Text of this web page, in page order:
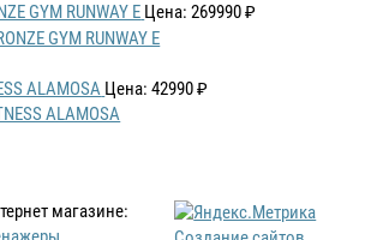
GYM RUNWAY E Цена: 269990 ₽
ALAMOSA Цена: 42990 ₽
магазине: